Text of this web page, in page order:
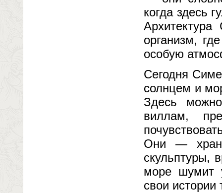
когда здесь
организм,
особую
Сегодня
солнцем и
Здесь
виллам,
Они —
скульптуры,
море шумит
свои